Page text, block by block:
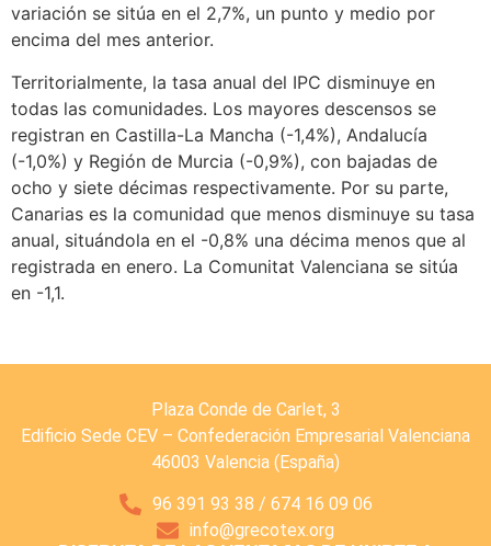
variación se sitúa en el 2,7%, un punto y medio por
encima del mes anterior.
Territorialmente, la tasa anual del IPC disminuye en
todas las comunidades. Los mayores descensos se
registran en Castilla-La Mancha (-1,4%), Andalucía
(-1,0%) y Región de Murcia (-0,9%), con bajadas de
ocho y siete décimas respectivamente. Por su parte,
Canarias es la comunidad que menos disminuye su tasa
anual, situándola en el -0,8% una décima menos que al
registrada en enero. La Comunitat Valenciana se sitúa
en -1,1.
Plaza Conde de Carlet, 3
Edificio Sede CEV – Confederación Empresarial Valenciana
46003 Valencia (España)
96 391 93 38 / 674 16 09 06
info@grecotex.org